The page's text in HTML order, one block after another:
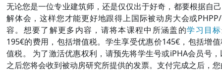
无论您是一位专业建筑师，还是仅仅出于好奇，都要根据自
解体会，这样您才能更好地跟得上国际被动房大会或
容。想要了解更多内容，请将本课程中所涵盖的学习目标
195€的费用，包括增值税。学生享受优惠价145€，包括增
值税。 为了激活优惠权利，请预先将学生号或iPHA会员号
之后您将会收到被动房研究所提供的发票。支付完成之后，